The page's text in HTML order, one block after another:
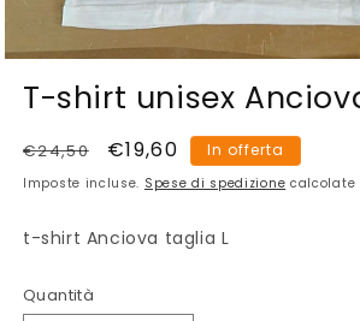
contenuti
multimediali
finestra
modale
T-shirt unisex
Prezzo
di
€24,50
Prezzo
scontato
€19,60 In offerta
Imposte incluse. Spese di spedizione calcolate
t-shirt Anciova taglia L
Quantità